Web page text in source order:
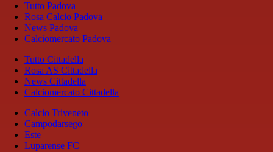
Tutto Padova
Rosa Calcio Padova
News Padova
Calciomercato Padova
Tutto Cittadella
Rosa AS Cittadella
News Cittadella
Calciomercato Cittadella
Calcio Triveneto
Campodarsego
Este
Luparense FC